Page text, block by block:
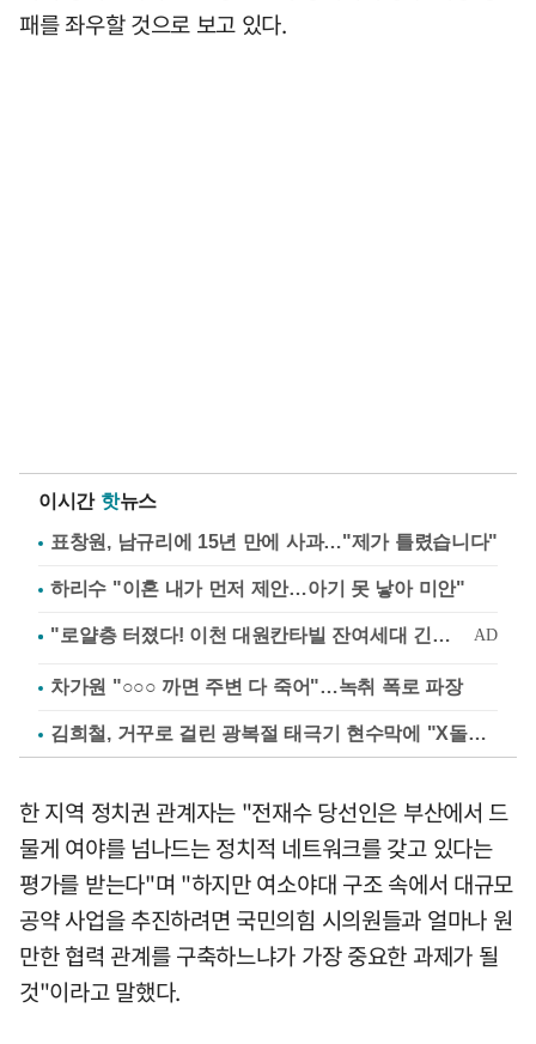
패를 좌우할 것으로 보고 있다.
이시간 핫뉴스
표창원, 남규리에 15년 만에 사과…"제가 틀렸습니다"
하리수 "이혼 내가 먼저 제안…아기 못 낳아 미안"
차가원 "○○○ 까면 주변 다 죽어"…녹취 폭로 파장
김희철, 거꾸로 걸린 광복절 태극기 현수막에 "X돌았네"
한 지역 정치권 관계자는 "전재수 당선인은 부산에서 드
물게 여야를 넘나드는 정치적 네트워크를 갖고 있다는
평가를 받는다"며 "하지만 여소야대 구조 속에서 대규모
공약 사업을 추진하려면 국민의힘 시의원들과 얼마나 원
만한 협력 관계를 구축하느냐가 가장 중요한 과제가 될
것"이라고 말했다.